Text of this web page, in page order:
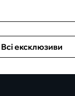
Всі ексклюзиви